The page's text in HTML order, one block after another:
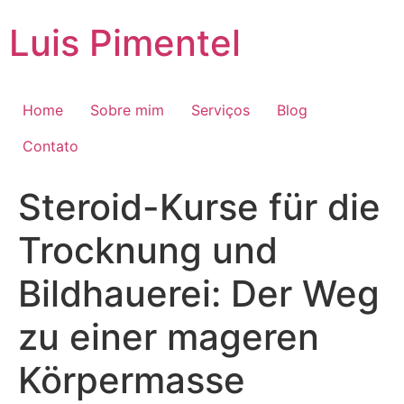
paraLuis Pimentel
Home Sobre mim Serviços
Blog
Contato
Steroid-Kurse für die
Trocknung und
Bildhauerei: Der Weg
zu einer mageren
Körpermasse